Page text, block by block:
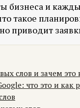
и
такое
приводит
слов и зачем это
что это и как